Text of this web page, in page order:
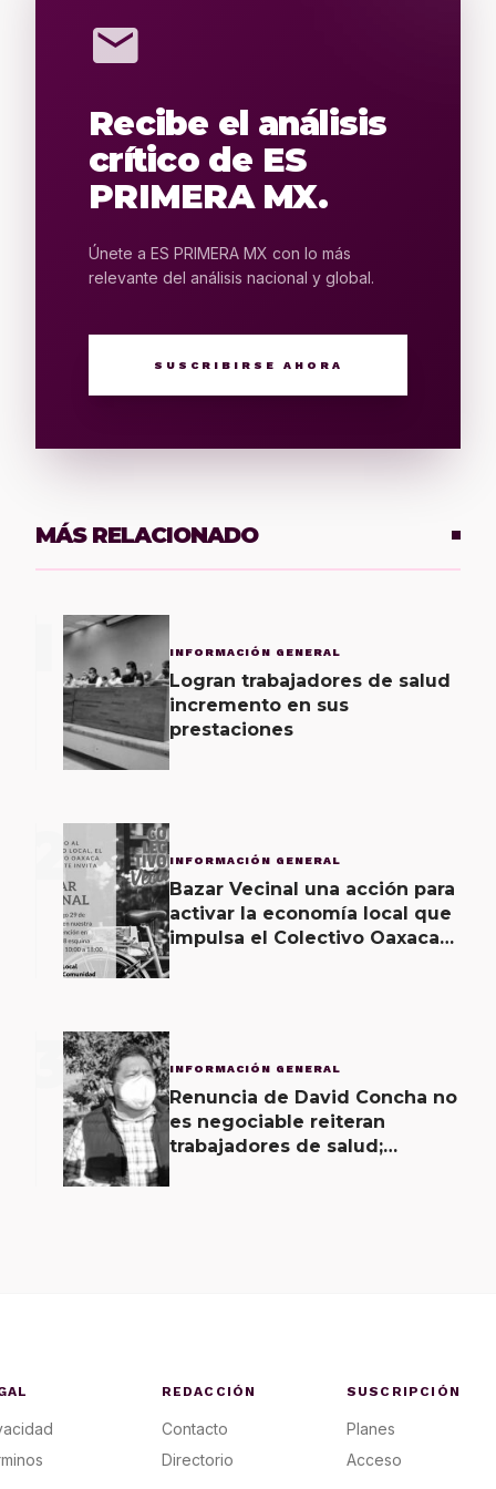
mail
Recibe el análisis
crítico de ES
PRIMERA MX.
Únete a ES PRIMERA MX con lo más
relevante del análisis nacional y global.
SUSCRIBIRSE AHORA
MÁS RELACIONADO
INFORMACIÓN GENERAL
Logran trabajadores de salud
incremento en sus
prestaciones
2 INFORMACIÓN GENERAL
Bazar Vecinal una acción para
activar la economía local que
impulsa el Colectivo Oaxaca
3 INFORMACIÓN GENERAL
Renuncia de David Concha no
es negociable reiteran
trabajadores de salud;
REDACCIÓN
Contacto
Directorio
SUSCRIPCIÓN
Planes
Acceso